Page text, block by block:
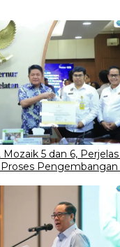
5 dan 6,
Pengembangan